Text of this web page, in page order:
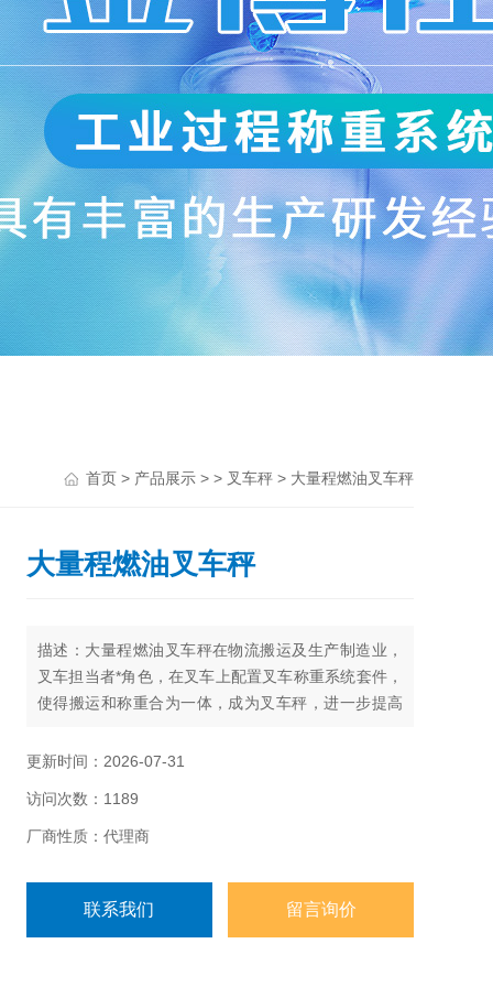
首页 > 产品展示 > > 叉车秤 > 大量程燃油叉车秤
大量程燃油叉车秤
描述：大量程燃油叉车秤在物流搬运及生产制造业，
叉车担当者*角色，在叉车上配置叉车称重系统套件，
使得搬运和称重合为一体，成为叉车秤，进一步提高
仓储物流、码头、生产制造等环节。
更新时间：2026-07-31
访问次数：1189
厂商性质：代理商
联系我们 留言询价